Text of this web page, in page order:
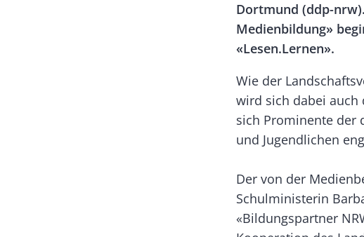
Rectangle
Left
Body
Dortmund (ddp-
Medienbildung»
«Lesen.Lernen».
Wie der
wird sich dabei auch
sich Prominente der
und Jugendlichen
Der von der
Schulministerin
«Bildungspartner